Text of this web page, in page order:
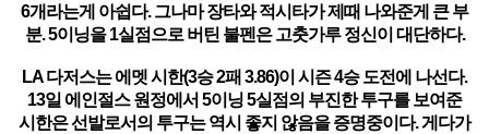
6개라는게 아쉽다. 그나마 장타와 적시타가 제때 나와준게 큰 부
분. 5이닝을 1실점으로 버틴 불펜은 고춧가루 정신이 대단하다.
LA 다저스는 에멧 시한(3승 2패 3.86)이 시즌 4승 도전에 나선다.
13일 에인절스 원정에서 5이닝 5실점의 부진한 투구를 보여준
시한은 선발로서의 투구는 역시 좋지 않음을 증명중이다. 게다가